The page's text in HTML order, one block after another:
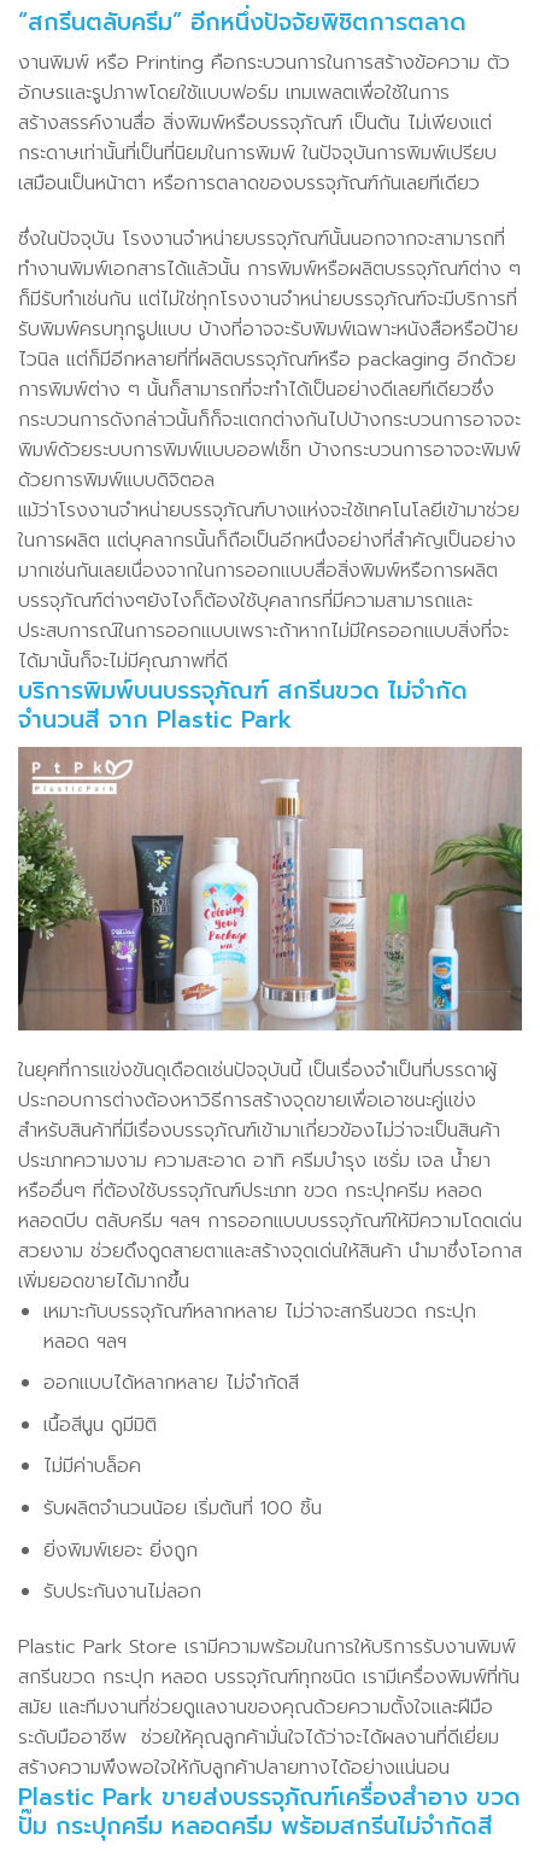
“สกรีนตลับครีม” อีกหนึ่งปัจจัยพิชิตการตลาด
งานพิมพ์ หรือ Printing คือกระบวนการในการสร้างข้อความ ตัว
อักษรและรูปภาพโดยใช้แบบฟอร์ม เทมเพลตเพื่อใช้ในการ
สร้างสรรค์งานสื่อ สิ่งพิมพ์หรือบรรจุภัณฑ์ เป็นต้น ไม่เพียงแต่
กระดาษเท่านั้นที่เป็นที่นิยมในการพิมพ์ ในปัจจุบันการพิมพ์เปรียบ
เสมือนเป็นหน้าตา หรือการตลาดของบรรจุภัณฑ์กันเลยทีเดียว
ซึ่งในปัจจุบัน โรงงานจำหน่ายบรรจุภัณฑ์นั้นนอกจากจะสามารถที่
ทำงานพิมพ์เอกสารได้แล้วนั้น การพิมพ์หรือผลิตบรรจุภัณฑ์ต่าง ๆ
ก็มีรับทำเช่นกัน แต่ไม่ใช่ทุกโรงงานจำหน่ายบรรจุภัณฑ์จะมีบริการที่
รับพิมพ์ครบทุกรูปแบบ บ้างที่อาจจะรับพิมพ์เฉพาะหนังสือหรือป้าย
ไวนิล แต่ก็มีอีกหลายที่ที่ผลิตบรรจุภัณฑ์หรือ packaging อีกด้วย
การพิมพ์ต่าง ๆ นั้นก็สามารถที่จะทำได้เป็นอย่างดีเลยทีเดียวซึ่ง
กระบวนการดังกล่าวนั้นก็ก็จะแตกต่างกันไปบ้างกระบวนการอาจจะ
พิมพ์ด้วยระบบการพิมพ์แบบออฟเซ็ท บ้างกระบวนการอาจจะพิมพ์
ด้วยการพิมพ์แบบดิจิตอล
แม้ว่าโรงงานจำหน่ายบรรจุภัณฑ์บางแห่งจะใช้เทคโนโลยีเข้ามาช่วย
ในการผลิต แต่บุคลากรนั้นก็ถือเป็นอีกหนึ่งอย่างที่สำคัญเป็นอย่าง
มากเช่นกันเลยเนื่องจากในการออกแบบสื่อสิ่งพิมพ์หรือการผลิต
บรรจุภัณฑ์ต่างๆยังไงก็ต้องใช้บุคลากรที่มีความสามารถและ
ประสบการณ์ในการออกแบบเพราะถ้าหากไม่มีใครออกแบบสิ่งที่จะ
ได้มานั้นก็จะไม่มีคุณภาพที่ดี
บริการพิมพ์บนบรรจุภัณฑ์ สกรีนขวด ไม่จำกัด
จำนวนสี จาก Plastic Park
ในยุคที่การแข่งขันดุเดือดเช่นปัจจุบันนี้ เป็นเรื่องจำเป็นที่บรรดาผู้
ประกอบการต่างต้องหาวิธีการสร้างจุดขายเพื่อเอาชนะคู่แข่ง
สำหรับสินค้าที่มีเรื่องบรรจุภัณฑ์เข้ามาเกี่ยวข้องไม่ว่าจะเป็นสินค้า
ประเภทความงาม ความสะอาด อาทิ ครีมบำรุง เซรั่ม เจล น้ำยา
หรืออื่นๆ ที่ต้องใช้บรรจุภัณฑ์ประเภท ขวด กระปุกครีม หลอด
หลอดบีบ ตลับครีม ฯลฯ การออกแบบบรรจุภัณฑ์ให้มีความโดดเด่น
สวยงาม ช่วยดึงดูดสายตาและสร้างจุดเด่นให้สินค้า นำมาซึ่งโอกาส
เพิ่มยอดขายได้มากขึ้น
เหมาะกับบรรจุภัณฑ์หลากหลาย ไม่ว่าจะสกรีนขวด กระปุก
หลอด ฯลฯ
ออกแบบได้หลากหลาย ไม่จำกัดสี
เนื้อสีนูน ดูมีมิติ
ไม่มีค่าบล็อค
รับผลิตจำนวนน้อย เริ่มต้นที่ 100 ชิ้น
ยิ่งพิมพ์เยอะ ยิ่งถูก
รับประกันงานไม่ลอก
Plastic Park Store เรามีความพร้อมในการให้บริการรับงานพิมพ์
สกรีนขวด กระปุก หลอด บรรจุภัณฑ์ทุกชนิด เรามีเครื่องพิมพ์ที่ทัน
สมัย และทีมงานที่ช่วยดูแลงานของคุณด้วยความตั้งใจและฝีมือ
ระดับมืออาชีพ ช่วยให้คุณลูกค้ามั่นใจได้ว่าจะได้ผลงานที่ดีเยี่ยม
สร้างความพึงพอใจให้กับลูกค้าปลายทางได้อย่างแน่นอน
Plastic Park ขายส่งบรรจุภัณฑ์เครื่องสำอาง ขวด
ปั๊ม กระปุกครีม หลอดครีม พร้อมสกรีนไม่จำกัดสี